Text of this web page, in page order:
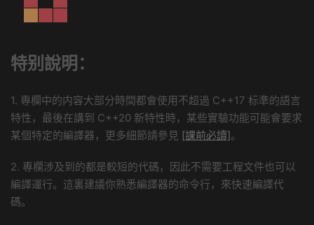
特别說明：
1. 專欄中的内容大部分時間都會使用不超過 C++17 标準的語言
特性，最後在講到 C++20 新特性時，某些實驗功能可能會要求
某個特定的編譯器，更多細節請參見 [課前必讀]。
2. 專欄涉及到的都是較短的代碼，因此不需要工程文件也可以
編譯運行。這裏建議你熟悉編譯器的命令行，來快速編譯代
碼。